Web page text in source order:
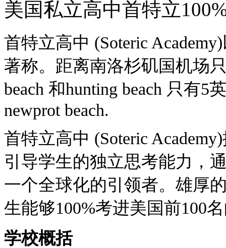
美国私立高中首特立
首特立高中 (Soteric Academy)
著称。距离南洛杉矶国机场
beach 和hunting beach 只有5
newprot beach.
首特立高中 (Soteric Academy)
引导学生的独立思考能力，
一个全球化的引领者。雄厚
生能够100%考进美国前100
学校概括